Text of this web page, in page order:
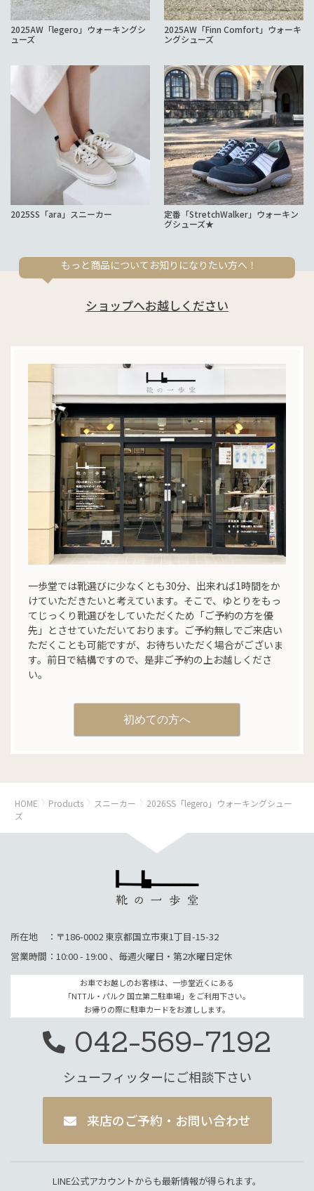
2025AW「legero」ウォーキングシ
ューズ
2025AW「Finn Comfort」ウォーキ
ングシューズ
2025SS「ara」スニーカー
定番「StretchWalker」ウォーキン
グシューズ★
もっと商品についてお知りになりたい方へ！
ショップへお越しください
一歩堂では靴選びに少なくとも30分、出来れば1時間をか
けていただきたいと考えています。そこで、ゆとりをもっ
てじっくり靴選びをしていただくため「ご予約の方を優
先」とさせていただいております。ご予約無しでご来店い
ただくことも可能ですが、お待ちいただく場合がございま
す。前日で結構ですので、是非ご予約の上お越しくださ
い。
初めての方へ
HOME Products スニーカー
2026SS「legero」ウォーキングシュー
ズ
所在地 ：〒186-0002 東京都国立市東1丁目-15-32
営業時間：10:00 - 19:00 、毎週火曜日・第2水曜日定休
お車でお越しのお客様は、一歩堂近くにある
「NTTル・パルク 国立第二駐車場」をご利用下さい。
お帰りの際に駐車カードをお渡しします。
042-569-7192
シューフィッターにご相談下さい
来店のご予約・お問い合わせ
LINE公式アカウントからも最新情報が得られます。